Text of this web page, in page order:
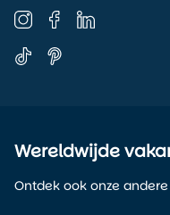
Wereldwijde
Ontdek ook onze